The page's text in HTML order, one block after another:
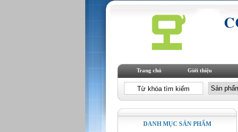
Trang chủ Giới thiệu
DANH MỤC SẢN PHẨM